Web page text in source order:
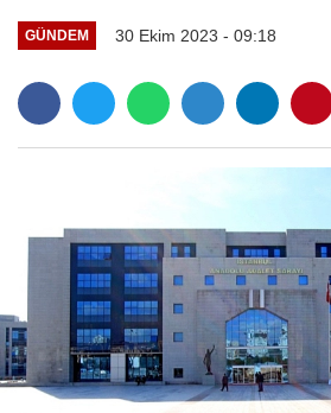
GÜNDEM 30 Ekim 2023 - 09:18